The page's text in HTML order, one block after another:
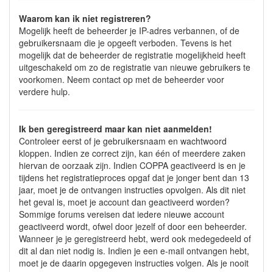
Waarom kan ik niet registreren?
Mogelijk heeft de beheerder je IP-adres verbannen, of de
gebruikersnaam die je opgeeft verboden. Tevens is het
mogelijk dat de beheerder de registratie mogelijkheid heeft
uitgeschakeld om zo de registratie van nieuwe gebruikers te
voorkomen. Neem contact op met de beheerder voor
verdere hulp.
Ik ben geregistreerd maar kan niet aanmelden!
Controleer eerst of je gebruikersnaam en wachtwoord
kloppen. Indien ze correct zijn, kan één of meerdere zaken
hiervan de oorzaak zijn. Indien COPPA geactiveerd is en je
tijdens het registratieproces opgaf dat je jonger bent dan 13
jaar, moet je de ontvangen instructies opvolgen. Als dit niet
het geval is, moet je account dan geactiveerd worden?
Sommige forums vereisen dat iedere nieuwe account
geactiveerd wordt, ofwel door jezelf of door een beheerder.
Wanneer je je geregistreerd hebt, werd ook medegedeeld of
dit al dan niet nodig is. Indien je een e-mail ontvangen hebt,
moet je de daarin opgegeven instructies volgen. Als je nooit